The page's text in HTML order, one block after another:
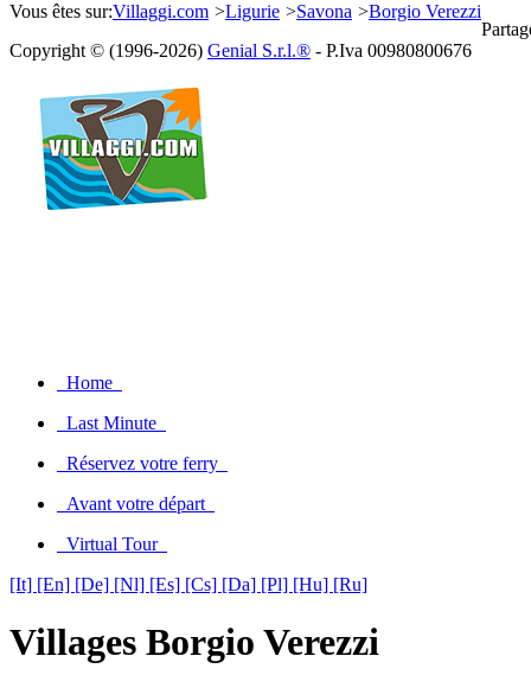
Vous êtes sur:Villaggi.com >Ligurie >Savona >Borgio Verezzi
Copyright © (1996-2026) Genial S.r.l.® - P.Iva 00980800676
Home
Last Minute
Réservez votre ferry
Avant votre départ
Virtual Tour
[It] [En] [De] [Nl] [Es] [Cs] [Da] [Pl] [Hu] [Ru]
Villages Borgio Verezzi